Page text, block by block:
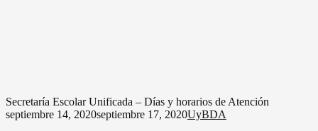
Secretaría Escolar Unificada – Días y horarios de Atención
septiembre 14, 2020septiembre 17, 2020UyBDA